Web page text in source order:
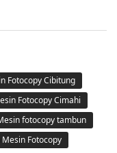
Fotocopy Cibitung
Fotocopy Cimahi
fotocopy tambun
Fotocopy